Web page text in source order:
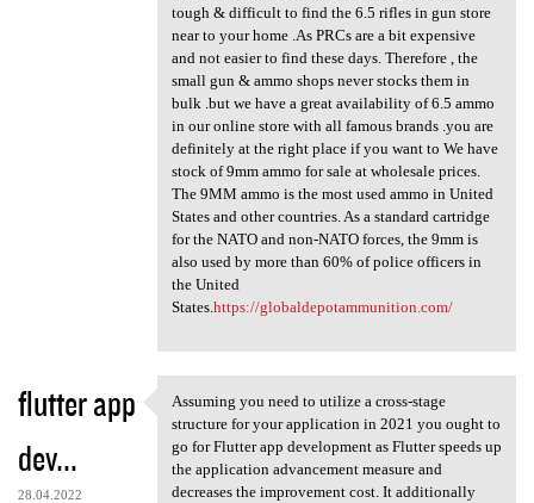
tough & difficult to find the 6.5 rifles in gun store
near to your home .As PRCs are a bit expensive
and not easier to find these days. Therefore , the
small gun & ammo shops never stocks them in
bulk .but we have a great availability of 6.5 ammo
in our online store with all famous brands .you are
definitely at the right place if you want to We have
stock of 9mm ammo for sale at wholesale prices.
The 9MM ammo is the most used ammo in United
States and other countries. As a standard cartridge
for the NATO and non-NATO forces, the 9mm is
also used by more than 60% of police officers in
the United
States.https://globaldepotammunition.com/
flutter app
dev...
28.04.2022
Assuming you need to utilize
Assuming you need to utilize a cross-stage
structure for your application in 2021 you ought to
go for Flutter app development as Flutter speeds up
the application advancement measure and
decreases the improvement cost. It additionally